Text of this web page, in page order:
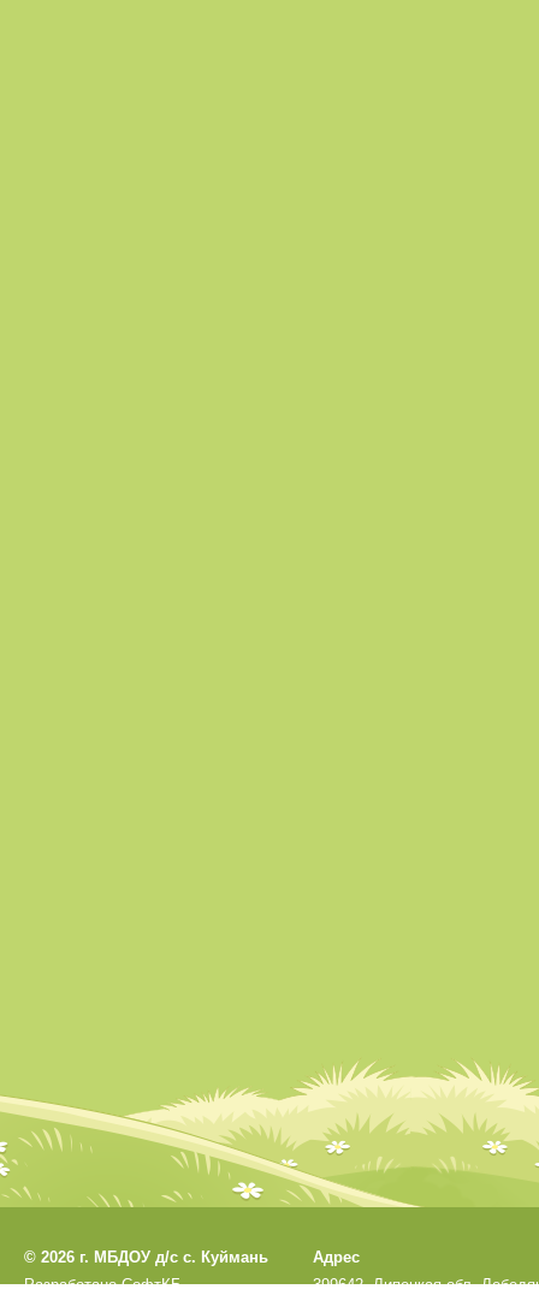
© 2026 г. МБДОУ д/с с. Куймань
РазработаноСофтКБ
Адрес
399642, Липецкая обл,